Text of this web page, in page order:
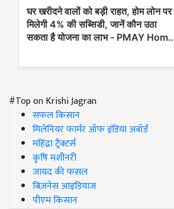
#Top on Krishi Jagran
सफल किसान
मिलेनियर फार्मर ऑफ इंडिया अवॉर्ड
महिंद्रा ट्रैक्टर्स
कृषि मशीनरी
जायद की फसल
बिज़नेस आइडियाज
पीएम किसान